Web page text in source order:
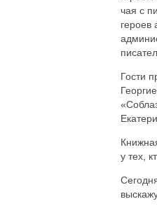
чая с
героев
Гости
у тех,